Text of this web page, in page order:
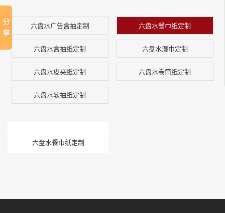
六盘水广告盒抽定制 六盘水餐巾纸定制
六盘水盒抽纸定制 六盘水湿巾定制
六盘水皮夹纸定制 六盘水卷筒纸定制
六盘水软抽纸定制
六盘水餐巾纸定制